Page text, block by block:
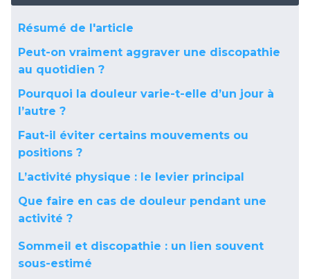
Résumé de l'article
Peut-on vraiment aggraver une discopathie
au quotidien ?
Pourquoi la douleur varie-t-elle d’un jour à
l’autre ?
Faut-il éviter certains mouvements ou
positions ?
L’activité physique : le levier principal
Que faire en cas de douleur pendant une
activité ?
Sommeil et discopathie : un lien souvent
sous-estimé